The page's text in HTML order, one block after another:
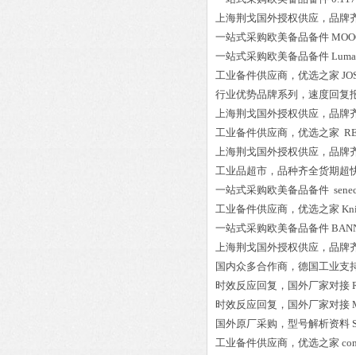
上海荆戈国外授权供应，品牌
一站式采购欧美备品备件
一站式采购欧美备品备件
工业备件供应商，优选之家
行业优势品牌系列，速度回复
上海荆戈国外授权供应，品牌
工业备件供应商，优选之家
上海荆戈国外授权供应，品牌
工业品超市，品种齐全货期超
一站式采购欧美备品备件
工业备件供应商，优选之家
一站式采购欧美备品备件
上海荆戈国外授权供应，品牌
国内众多合作商，德国工业支
时效反应回复，国外厂家对接
时效反应回复，国外厂家对接
国外原厂采购，型号解析资料
工业备件供应商，优选之家